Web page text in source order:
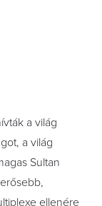
a világ
a világ
Sultan
ellenére